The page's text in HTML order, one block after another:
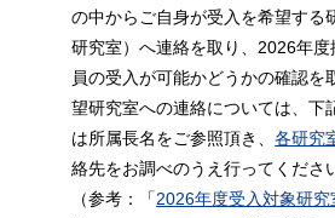
の中からご自身が受入を希望する
研究室）へ連絡を取り、2026年
員の受入が可能かどうかの確認を
望研究室への連絡については、下
は所属長名をご参照頂き、各研究
絡先をお調べのうえ行ってくださ
（参考：「2026年度受入対象研